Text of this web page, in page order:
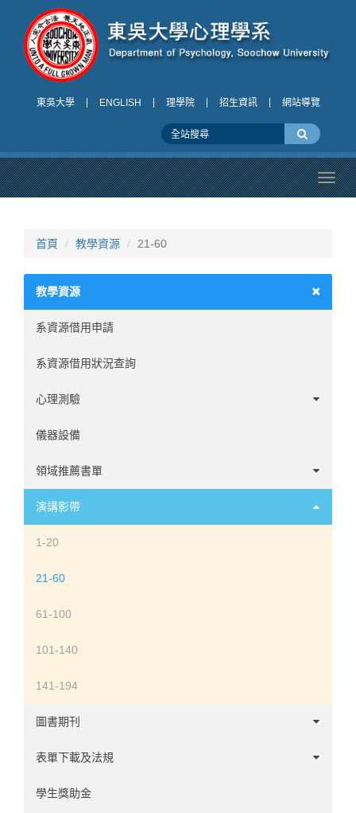
東吳大學 ENGLISH 理學院 招生資訊 網站導覽
首頁 教學資源 21-60
教學資源
系資源借用申請
系資源借用狀況查詢
心理測驗
中文心理測驗
英文心理測驗
儀器設備
領域推薦書單
諮商領域
心理學家傳記
發展領域
社會與性格領域
臨床領域
神經心理領域
實驗認知領域
使用者經驗領域
心理計量領域
演講影帶
1-20
21-60
61-100
101-140
141-194
圖書期刊
1-60
61-120
表單下載及法規
學系事務
學生獎助金